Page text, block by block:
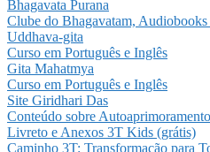
Bhagavata Purana
Clube do Bhagavatam, Audiobooks
Uddhava-gita
Curso em Português e Inglês
Gita Mahatmya
Curso em Português e Inglês
Site Giridhari Das
Conteúdo sobre
Livreto e Anexos 3T Kids (grátis)
Caminho 3T: Transformação para